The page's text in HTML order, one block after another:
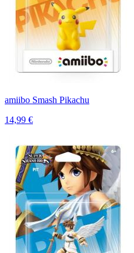
amiibo Smash Pikachu
14,99 €